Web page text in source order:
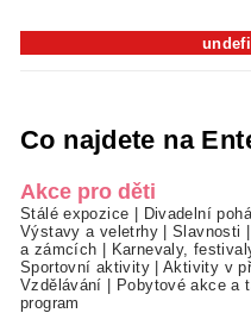
Co najdete na
Akce pro děti
Stálé expozice Divadelní
Výstavy a veletrhy|Slavnosti
a zámcích
Karnevaly,
Sportovní aktivity|Aktivity v
Vzdělávání
Pobytové akce a
program